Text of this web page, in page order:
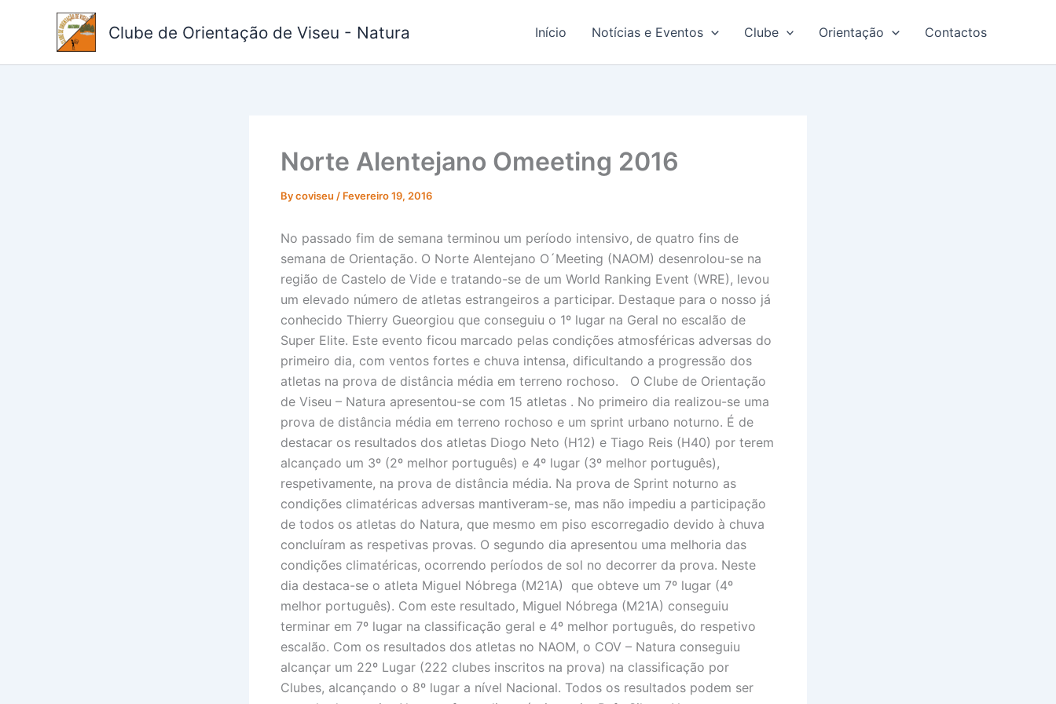
Clube de Orientação de Viseu - Natura Início Notícias e Eventos Clube Orientação Contactos
Norte Alentejano Omeeting 2016
Bycoviseu / Fevereiro 19, 2016
No passado fim de semana terminou um período intensivo, de quatro fins de
semana de Orientação. O Norte Alentejano O´Meeting (NAOM) desenrolou-se na
região de Castelo de Vide e tratando-se de um World Ranking Event (WRE), levou
um elevado número de atletas estrangeiros a participar. Destaque para o nosso já
conhecido Thierry Gueorgiou que conseguiu o 1º lugar na Geral no escalão de
Super Elite. Este evento ficou marcado pelas condições atmosféricas adversas do
primeiro dia, com ventos fortes e chuva intensa, dificultando a progressão dos
atletas na prova de distância média em terreno rochoso. O Clube de Orientação
de Viseu – Natura apresentou-se com 15 atletas . No primeiro dia realizou-se uma
prova de distância média em terreno rochoso e um sprint urbano noturno. É de
destacar os resultados dos atletas Diogo Neto (H12) e Tiago Reis (H40) por terem
alcançado um 3º (2º melhor português) e 4º lugar (3º melhor português),
respetivamente, na prova de distância média. Na prova de Sprint noturno as
condições climatéricas adversas mantiveram-se, mas não impediu a participação
de todos os atletas do Natura, que mesmo em piso escorregadio devido à chuva
concluíram as respetivas provas. O segundo dia apresentou uma melhoria das
condições climatéricas, ocorrendo períodos de sol no decorrer da prova. Neste
dia destaca-se o atleta Miguel Nóbrega (M21A) que obteve um 7º lugar (4º
melhor português). Com este resultado, Miguel Nóbrega (M21A) conseguiu
terminar em 7º lugar na classificação geral e 4º melhor português, do respetivo
escalão. Com os resultados dos atletas no NAOM, o COV – Natura conseguiu
alcançar um 22º Lugar (222 clubes inscritos na prova) na classificação por
Clubes, alcançando o 8º lugar a nível Nacional. Todos os resultados podem ser